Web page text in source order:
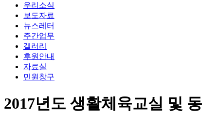
우리소식
보도자료
뉴스레터
주간업무
갤러리
후원안내
자료실
민원창구
2017년도 생활체육교실 및 동